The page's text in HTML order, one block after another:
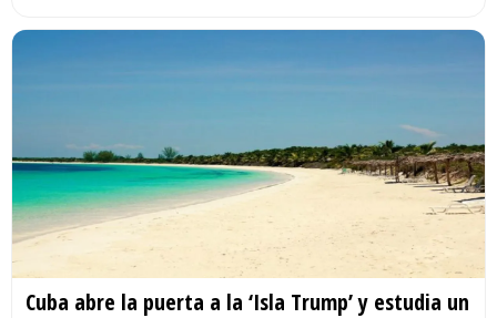
Cuba abre la puerta a la ‘Isla Trump’ y estudia un